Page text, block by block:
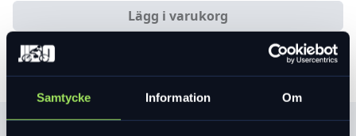
Samtycke Information Om
Lägg i varukorg